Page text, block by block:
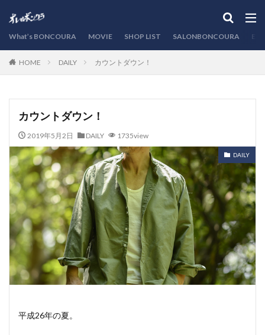
What’s BONCOURA MOVIE SHOP LIST SALONBONCOURA
HOME DAILY カウントダウン！
カウントダウン！
2019年5月2日 DAILY 1735view
DAILY
平成26年の夏。
カテゴリー
検索